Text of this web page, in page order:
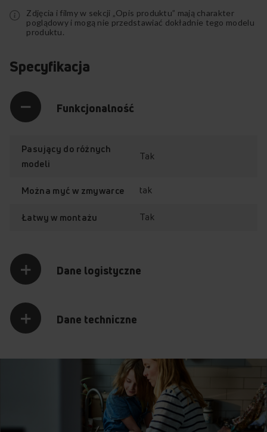
Zdjęcia i filmy w sekcji „Opis produktu” mają charakter
poglądowy i mogą nie przedstawiać dokładnie tego modelu
produktu.
opis
Specyfikacja
Funkcjonalność
Pasujący do różnych
modeli
Tak
Można myć w zmywarce tak
Łatwy w montażu Tak
Dane logistyczne
Dane techniczne